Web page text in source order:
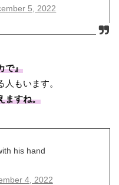
5, 2022
で』
もいます。
ますね。
his hand
4, 2022